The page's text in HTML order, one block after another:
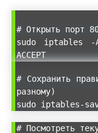
# Открыть порт
sudo iptables
ACCEPT
# Сохранить
разному)
sudo iptables-
# Посмотреть